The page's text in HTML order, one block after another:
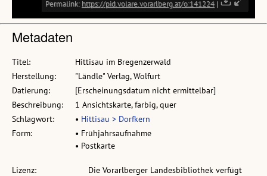
Metadaten
Titel:
Hittisau im Bregenzerwald
Herstellung:
"Ländle" Verlag, Wolfurt
Datierung:
[Erscheinungsdatum nicht ermittelbar]
Beschreibung:
1 Ansichtskarte, farbig, quer
Schlagwort:
• Hittisau > Dorfkern
Form:
• Frühjahrsaufnahme
• Postkarte
Lizenz:
Die Vorarlberger Landesbibliothek verfügt